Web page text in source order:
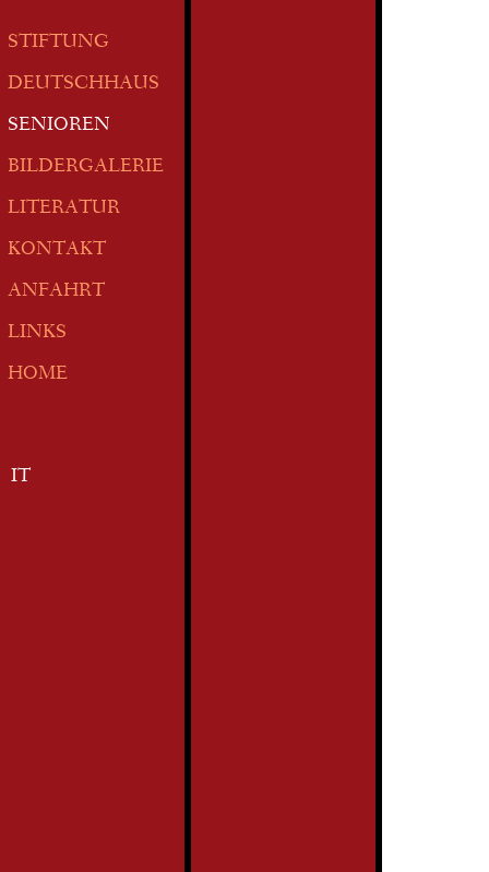
STIFTUNG
DEUTSCHHAUS
SENIOREN
BILDERGALERIE
LITERATUR
KONTAKT
ANFAHRT
LINKS
HOME
IT